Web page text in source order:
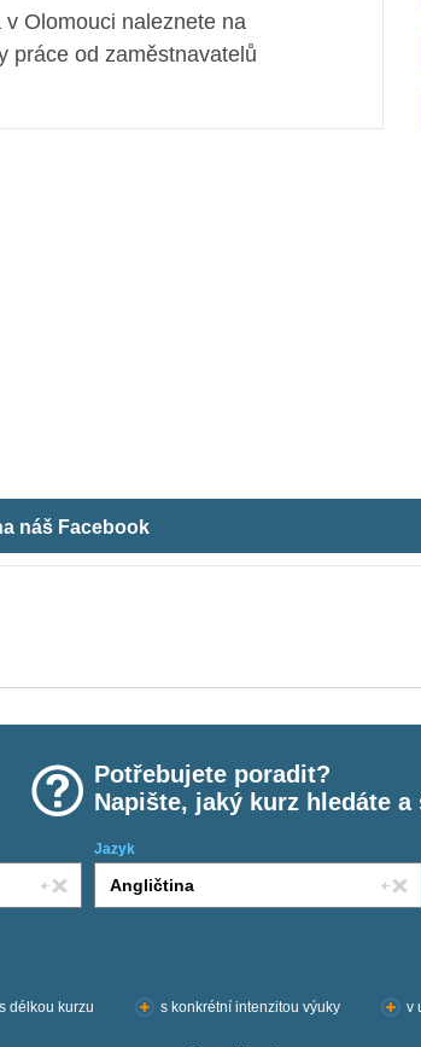
Olomouci naleznete na
práce od zaměstnavatelů
náš Facebook
Potřebujete poradit?
Napište, jaký kurz hledáte
Jazyk
s délkou kurzu s konkrétní intenzitou výuky v